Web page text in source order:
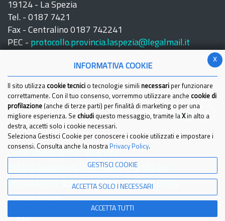
19124 - La Spezia
Tel. - 0187 7421
Fax - Centralino 0187 742241
PEC - protocollo.provincia.laspezia@legalmail.it
Seguici su:
IBAN e pagamenti informatici
Partita Iva
Dichiarazione di Accessibilita'
Cookies Policy
Privacy Policy
© 2021 Provincia della Spezia - Tutti i diritti riservati
x
INFORMATIVA COOKIE
Il sito utilizza cookie tecnici o tecnologie simili necessari per funzionare
correttamente. Con il tuo consenso, vorremmo utilizzare anche cookie di
profilazione (anche di terze parti) per finalità di marketing o per una
migliore esperienza. Se chiudi questo messaggio, tramite la Xin alto a
destra, accetti solo i cookie necessari.
Seleziona Gestisci Cookie per conoscere i cookie utilizzati e impostare i
consensi. Consulta anche la nostra Privacy Policy.
GESTISCI COOKIE
ACCETTA SOLO I NECESSARI
ACCETTA TUTTI